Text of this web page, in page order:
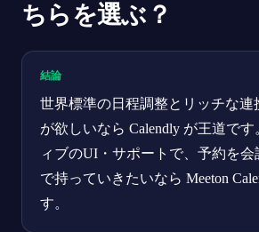
ちらを選ぶ？
結論
世界標準の日程調整とリッチな連
が欲しいなら Calendly が王道で
ィブのUI・サポートで、予約を会
で持っていきたいなら Meeton
す。